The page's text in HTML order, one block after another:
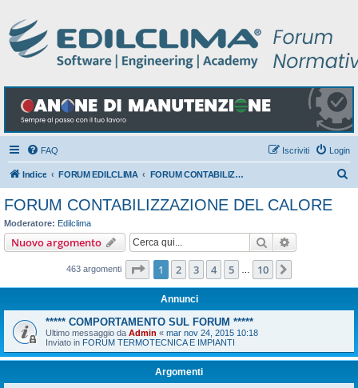
FAQ Login
Iscriviti
Indice FORUM EDILCLIMA FORUM CONTABILIZZAZIONE DEL CALORE
FORUM CONTABILIZZAZIONE DEL CALORE
Moderatore: Edilclima
Nuovo argomento Cerca
463 argomenti Pagina di 10
1 2 3 4 5 10
Annunci
***** COMPORTAMENTO SUL FORUM *****
Ultimo messaggio da Admin « mar nov 24, 2015 10:18
Inviato in FORUM TERMOTECNICA E IMPIANTI
Argomenti